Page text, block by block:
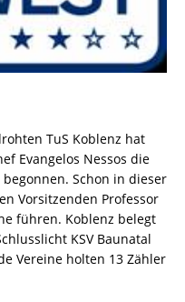
TuS Koblenz hat
Evangelos Nessos die
Schon in dieser
Vorsitzenden Professor
führen. Koblenz belegt
KSV Baunatal
Vereine holten 13 Zähler